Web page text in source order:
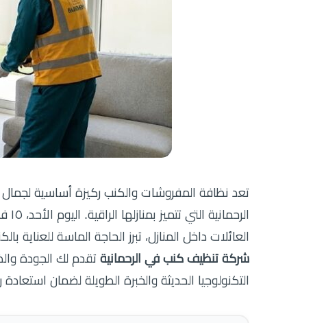
تعد نظافة المفروشات والكنب ركيزة أساسية
العائلات داخل المنازل، تبرز الحاجة الماسة
شركة تنظيف كنب في الرحمانية تقدم لك الجودة
التكنولوجيا الحديثة والخبرة الطويلة لضمان